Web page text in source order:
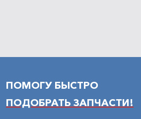
ПОМОГУ БЫСТРО
ПОДОБРАТЬ ЗАПЧАСТИ!